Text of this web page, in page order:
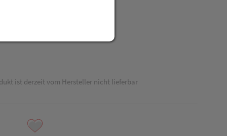
ist derzeit vom Hersteller nicht lieferbar